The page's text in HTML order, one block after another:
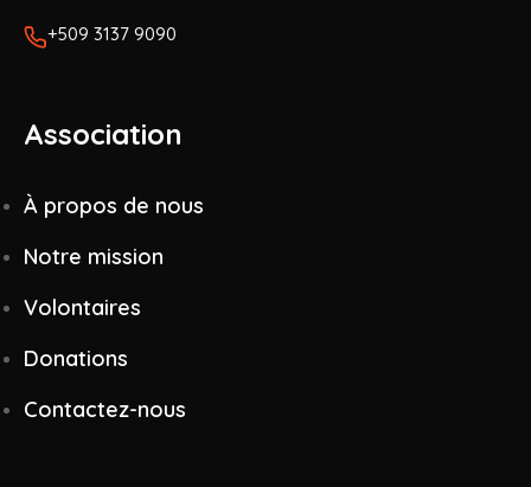
+509 3137 9090
Association
À propos de nous
Notre mission
Volontaires
Donations
Contactez-nous